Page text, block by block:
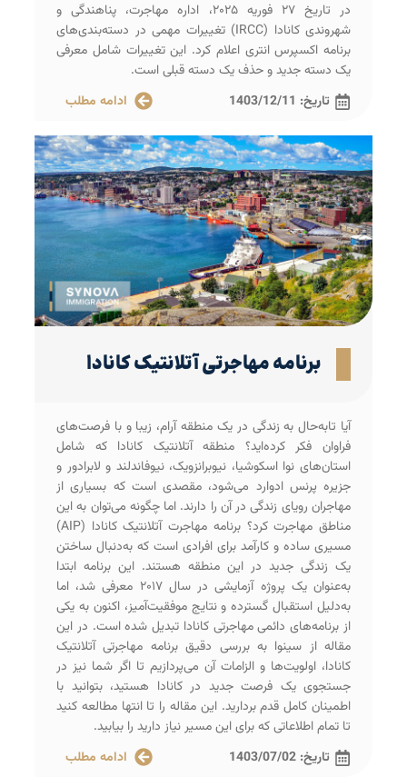
در تاریخ ۲۷ فوریه ۲۰۲۵، اداره مهاجرت، پناهندگی و
شهروندی کانادا (IRCC) تغییرات مهمی در دسته‌بندی‌های
برنامه اکسپرس انتری اعلام کرد. این تغییرات شامل معرفی
یک دسته جدید و حذف یک دسته قبلی است.
تاریخ: 1403/12/11 ادامه مطلب
برنامه مهاجرتی آتلانتیک کانادا
آیا تا‌به‌حال به زندگی در یک منطقه‌ آرام، زیبا و با فرصت‌های
فراوان فکر کرده‌اید؟ منطقه آتلانتیک کانادا که شامل
استان‌های نوا اسکوشیا، نیوبرانزویک، نیوفاندلند و لابرادور و
جزیره پرنس ادوارد می‌شود، مقصدی است که بسیاری از
مهاجران رویای زندگی در آن را دارند. اما چگونه می‌توان به این
مناطق مهاجرت کرد؟ برنامه مهاجرت آتلانتیک کانادا (AIP)
مسیری ساده و کارآمد برای افرادی است که به‌دنبال ساختن
یک زندگی جدید در این منطقه هستند. این برنامه ابتدا
به‌عنوان یک پروژه آزمایشی در سال ۲۰۱۷ معرفی شد، اما
به‌دلیل استقبال گسترده و نتایج موفقیت‌آمیز، اکنون به یکی
از برنامه‌های دائمی مهاجرتی کانادا تبدیل شده است. در این
مقاله از سینوا به بررسی دقیق برنامه مهاجرتی آتلانتیک
کانادا، اولویت‌ها و الزامات آن می‌پردازیم تا اگر شما نیز در
جستجوی یک فرصت جدید در کانادا هستید، بتوانید با
اطمینان کامل قدم بردارید. این مقاله را تا انتها مطالعه کنید
تا تمام اطلاعاتی که برای این مسیر نیاز دارید را بیابید.
تاریخ: 1403/07/02 ادامه مطلب